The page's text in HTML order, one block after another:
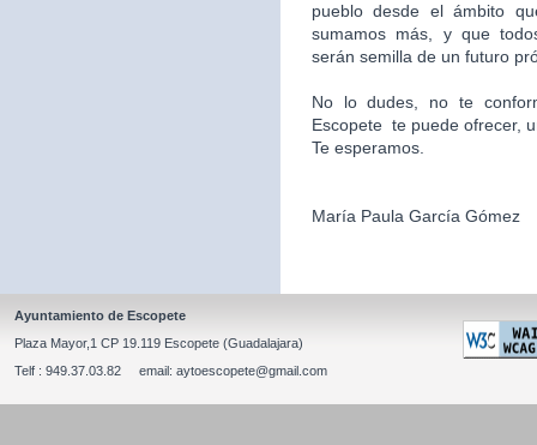
pueblo desde el ámbito
sumamos más, y que
serán semilla de un futuro
No lo dudes, no te
Escopete te puede ofrecer,
Te esperamos.
María Paula García Gómez
Ayuntamiento de Escopete
Plaza Mayor,1 CP 19.119 Escopete (Guadalajara)
Telf : 949.37.03.82 email: aytoescopete@gmail.com